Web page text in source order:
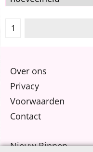
Over ons
Privacy
Voorwaarden
Contact
Nieuw Binnen